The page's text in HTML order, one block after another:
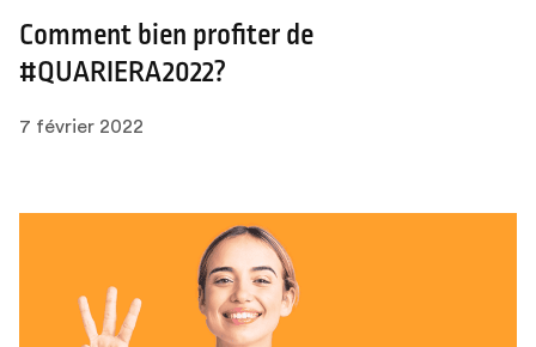
Comment bien profiter de
#QUARIERA2022?
7 février 2022